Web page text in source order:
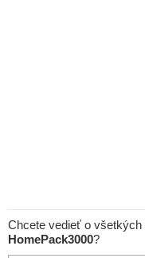
Chcete vedieť o
HomePack3000?